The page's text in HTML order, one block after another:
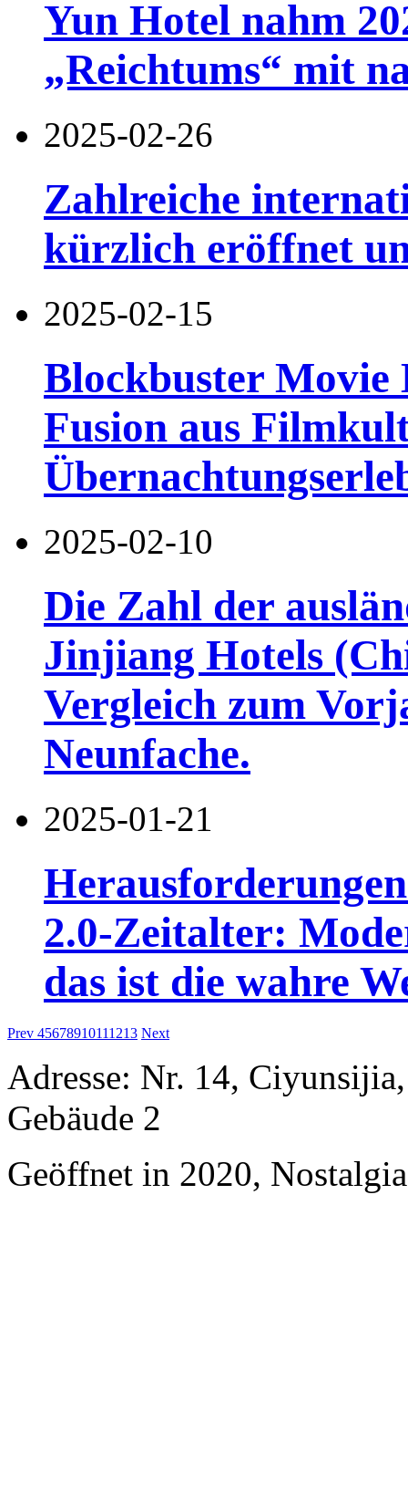
Yun Hotel nahm
„Reichtums“ mit
2025-02-26
Zahlreiche
kürzlich eröffnet
2025-02-15
Blockbuster
Fusion aus
2025-02-10
Die Zahl der
Jinjiang Hotels
Vergleich zum
Neunfache.
2025-01-21
2.0-Zeitalter:
das ist die wahre
Prev 45678910111213 Next
Adresse: Nr. 14,
Gebäude 2
Geöffnet in 2020,